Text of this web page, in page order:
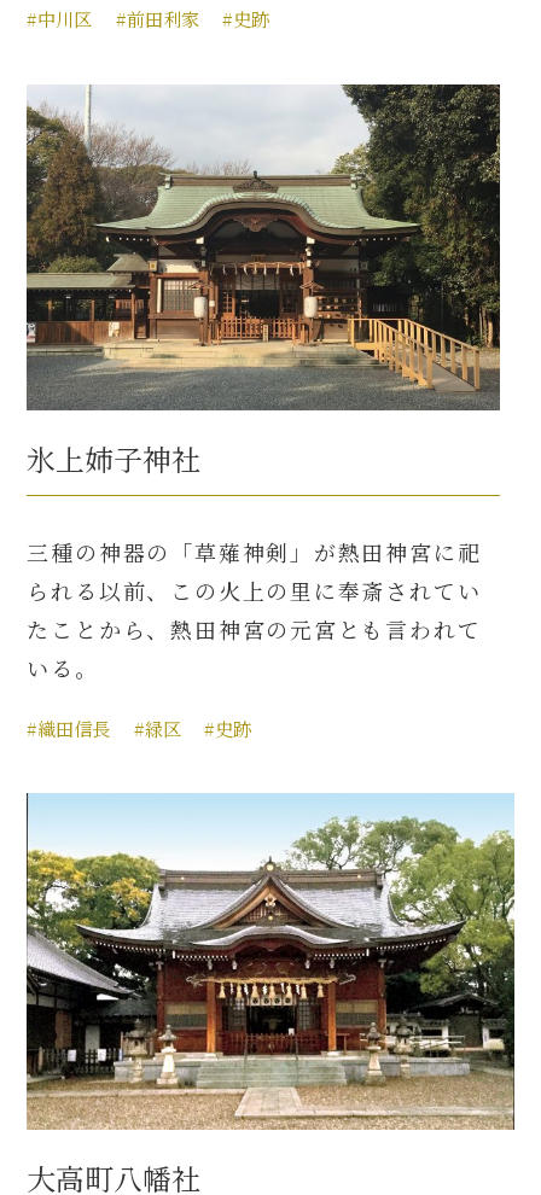
#中川区 #前田利家 #史跡
氷上姉子神社
三種の神器の「草薙神剣」が熱田神宮に祀
られる以前、この火上の里に奉斎されてい
たことから、熱田神宮の元宮とも言われて
いる。
#織田信長 #緑区 #史跡
大高町八幡社